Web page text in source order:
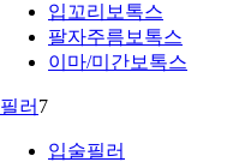
입꼬리보톡스
팔자주름보톡스
이마/미간보톡스
필러 7
입술필러